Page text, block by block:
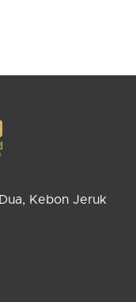
Kebon Jeruk